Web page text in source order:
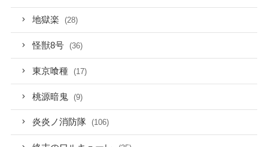
地獄楽 (28)
怪獣8号 (36)
東京喰種 (17)
桃源暗鬼 (9)
炎炎ノ消防隊 (106)